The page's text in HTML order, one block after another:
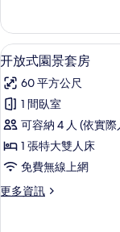
大
雙
人
床
的
所
有
相
片
客
房,
1
特
大
人
床
的
詳
情
顯
示
开
放
式
園
景
套
5
开放式園景套房
60 平方公尺
1 間臥室
可容納 4 人 (依實
1 張特大雙人床
免費無線上網
更多資訊
更